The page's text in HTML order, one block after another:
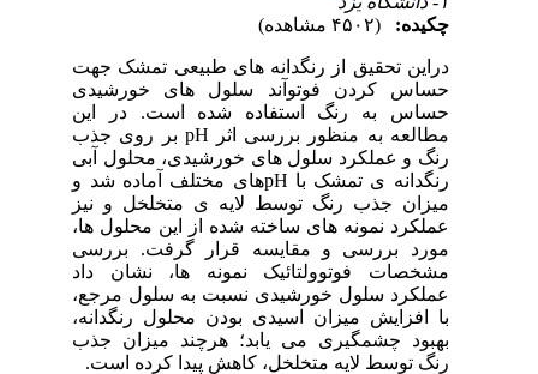
چکیده:
دراین تحقیق از رنگدانه های طبیعی تمشک جهت
حساس کردن فوتوآند سلول های خورشیدی
حساس به رنگ استفاده شده است. در این
مطالعه به منظور بررسی اثر pH بر روی جذب
رنگ و عملکرد سلول های خورشیدی، محلول آبی
رنگدانه ی تمشک با pHهای مختلف آماده شد و
میزان جذب رنگ توسط لایه ی متخلخل و نیز
عملکرد نمونه های ساخته شده از این محلول ها،
مورد بررسی و مقایسه قرار گرفت. بررسی
مشخصات فوتوولتائیک نمونه ها، نشان داد
عملکرد سلول خورشیدی نسبت به سلول مرجع،
با افزایش میزان اسیدی بودن محلول رنگدانه،
بهبود چشمگیری می یابد؛ هرچند میزان جذب
رنگ توسط لایه متخلخل، کاهش پیدا کرده است.